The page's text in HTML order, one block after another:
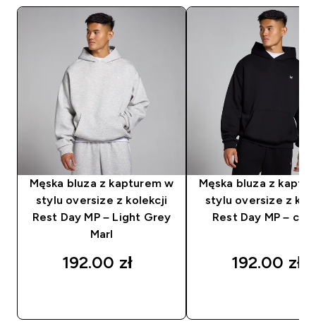
Męska bluza z kapturem w
stylu oversize z kolekcji
Rest Day MP – Light Grey
Marl
192.00 zł‎
Męska bluza z
stylu oversize z
Rest Day MP –
192.00 zł‎